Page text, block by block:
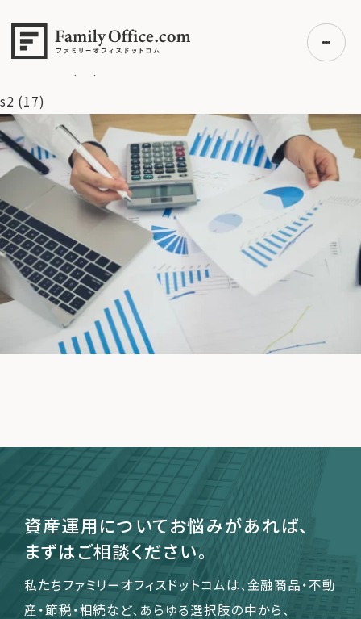
初めての方へ
ご利用の流れ・プラン
事例紹介
エキスパート一覧
無料講座
コラム
利用者の声
無料ご相談
ファミリーオフィスとは
関連書籍
メールマガジン登録
よくある質問
解説：「絶対収益」を追求する仕組みと富裕層ポートフォリオで
s2 (17)
資産運用についてお悩みがあれば、
まずはご相談ください。
私たちファミリーオフィスドットコムは、金融商品・不動
産・節税・相続など、あらゆる選択肢の中から、